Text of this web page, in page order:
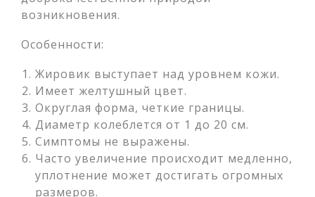
возникновения.
Особенности:
Жировик выступает над уровнем кожи.
Имеет желтушный цвет.
Округлая форма, четкие границы.
Диаметр колеблется от 1 до 20 см.
Симптомы не выражены.
Часто увеличение происходит медленно,
уплотнение может достигать огромных
размеров.